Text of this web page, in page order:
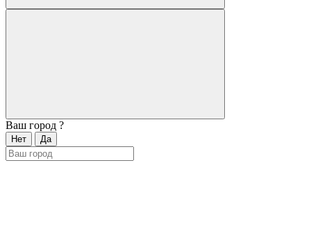
Ваш город ?
Нет Да